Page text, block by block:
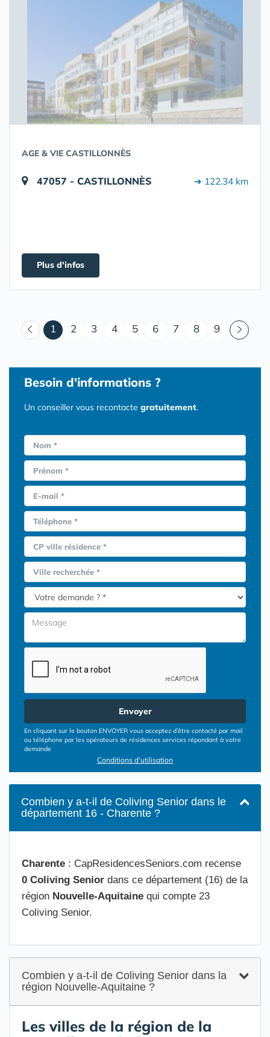
AGE & VIE CASTILLONNÈS
47057 - CASTILLONNÈS ➔ 122.34 km
Plus d'infos
1 (courant)
2 3 4 5 6 7 8 9
Besoin d'informations ?
Un conseiller vous recontacte gratuitement.
Nom *
Prénom *
E-mail *
Téléphone *
CP ville résidence *
Ville recherchée *
Envoyer
En cliquant sur le bouton ENVOYER vous acceptez d’être contacté par mail
ou téléphone par les opérateurs de résidences services répondant à votre
demande
Conditions d'utilisation
Combien y a-t-il de Coliving Senior dans le
département 16 - Charente ?
Charente : CapResidencesSeniors.com recense
0 Coliving Senior dans ce département (16) de la
région Nouvelle-Aquitaine qui compte 23
Coliving Senior.
Combien y a-t-il de Coliving Senior dans la
région Nouvelle-Aquitaine ?
Les villes de la région de la